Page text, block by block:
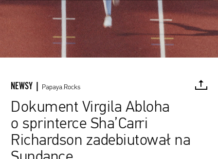
NEWSY | Papaya.Rocks
Dokument Virgila Abloha
o sprinterce Sha’Carri
Richardson zadebiutował na
FACEBOOK TWITTER PINTEREST MAIL